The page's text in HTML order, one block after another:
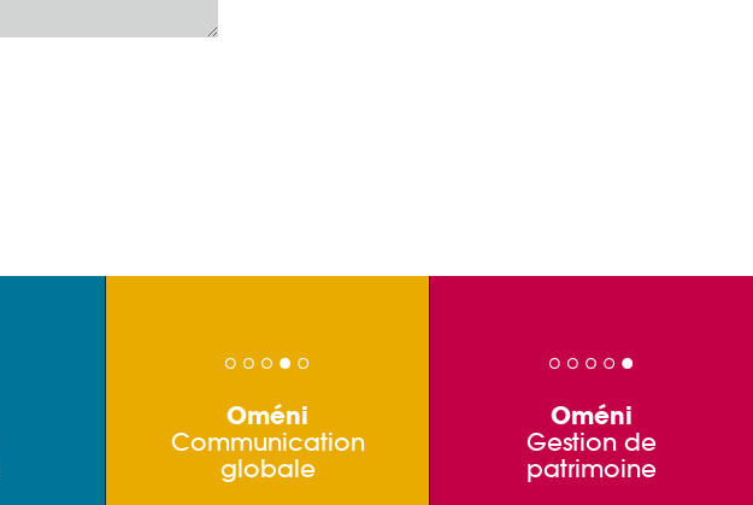
Oméni
Communication
globale
Oméni
Gestion de
patrimoine